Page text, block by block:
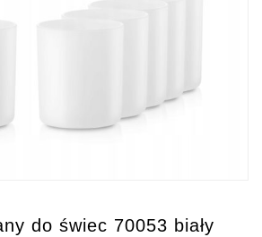
do świec 70053 biały